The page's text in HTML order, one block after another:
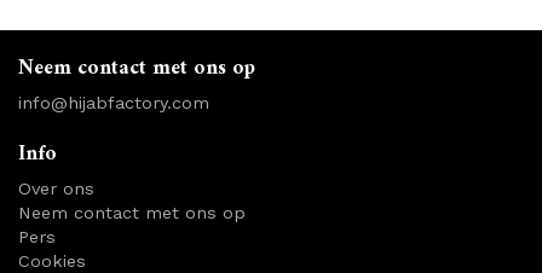
Neem contact met ons op
info@hijabfactory.com
Info
Over ons
Neem contact met ons op
Pers
Cookies